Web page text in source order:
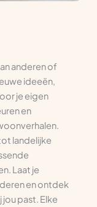
anderen of
ideeën,
je eigen
en
landelijke
Laat je
en ontdek
past. Elke